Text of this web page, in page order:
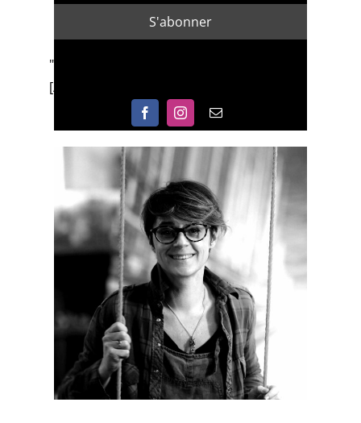
" min_height="" link=""]
[/fusion_builder_column]